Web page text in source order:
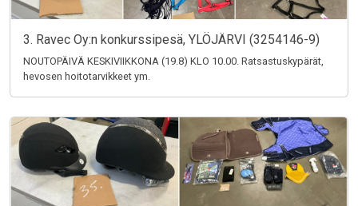
3. Ravec Oy:n konkurssipesä, YLÖJÄRVI (3254146-9)
NOUTOPÄIVÄ KESKIVIIKKONA (19.8) KLO 10.00. Ratsastuskypärät,
hevosen hoitotarvikkeet ym.